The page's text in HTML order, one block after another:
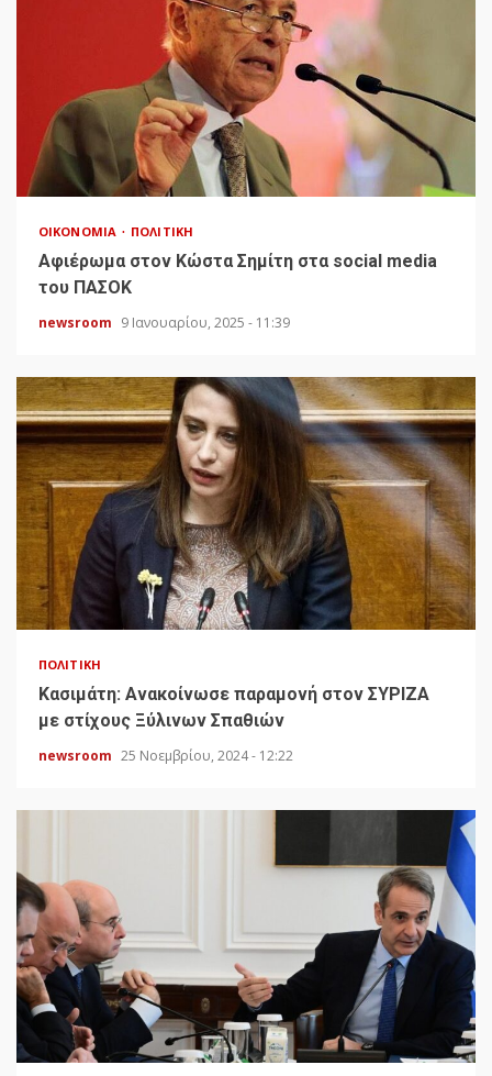
ΟΙΚΟΝΟΜΊΑ ΠΟΛΙΤΙΚΉ
Αφιέρωμα στον Κώστα Σημίτη στα social media
του ΠΑΣΟΚ
newsroom 9 Ιανουαρίου, 2025 - 11:39
ΠΟΛΙΤΙΚΉ
Κασιμάτη: Ανακοίνωσε παραμονή στον ΣΥΡΙΖΑ
με στίχους Ξύλινων Σπαθιών
newsroom 25 Νοεμβρίου, 2024 - 12:22